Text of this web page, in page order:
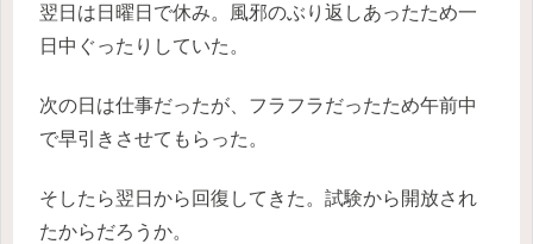
翌日は日曜日で休み。風邪のぶり返しあったため一
日中ぐったりしていた。
次の日は仕事だったが、フラフラだったため午前中
で早引きさせてもらった。
そしたら翌日から回復してきた。試験から開放され
たからだろうか。